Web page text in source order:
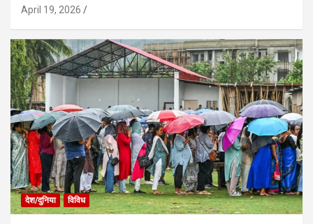
April 19, 2026
देश/दुनिया विविध